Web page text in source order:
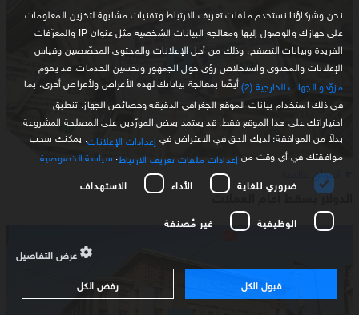
أسواق عالمية
الدولار يسقط أمام العملات
نحن وشركاؤنا نستخدم ملفات تعريف الارتباط وتقنيات مشابهة لتخزين المعلومات
على جهازك والوصول إليها ومعالجة البيانات الشخصية مثل عنوان IP والمعرّفات
الفريدة وبيانات التصفح، وذلك من أجل الإعلانات والمحتوى المخصّصين وقياس
الإعلانات والمحتوى واستخلاص رؤى حول الجمهور وتحسين الخدمات. قد يقوم
مزوّدو الجهات الخارجية (2)
أيضًا بمعالجة بياناتك لهذه الأغراض ولأغراض أخرى، بما
في ذلك استخدام بيانات الموقع الجغرافي الدقيقة وخصائص الجهاز. تنطبق
اختياراتك على هذا الموقع فقط. قد يعتمد بعض المورّدين على المصلحة المشروعة
بدلاً من الموافقة؛ لديك الحق في الاعتراض في إعدادات الإعلانات . يمكنك سحب
موافقتك في أي وقت من إعدادات ملفات تعريف الارتباط سياسة الخصوصية
ضروري للغاية
الأداء الاستهداف
الوظيفية غير مُصنفة
عرض التفاصيل
قبول الكل
رفض الكل